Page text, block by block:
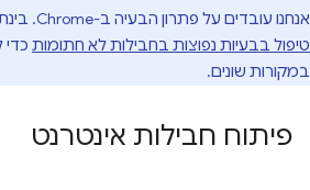
אנחנו עובדים על פתרון הבעיה ב-Chrome. בינתיים, כדאי לעיין במאמר
טיפול בבעיות נפוצות בחבילות לא חתומות כדי
במקורות שונים.
פיתוח חבילות אינטרנט